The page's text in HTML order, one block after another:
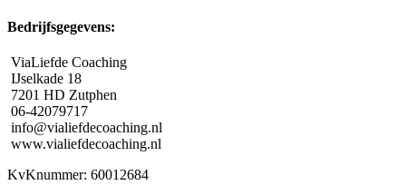
Bedrijfsgegevens:
ViaLiefde Coaching
IJselkade 18
7201 HD Zutphen
06-42079717
info@vialiefdecoaching.nl
www.vialiefdecoaching.nl
KvKnummer: 60012684